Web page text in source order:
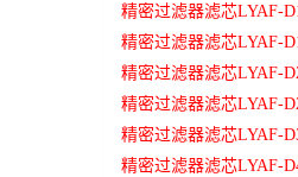
精密过滤器滤芯LYAF-
精密过滤器滤芯LYAF-
精密过滤器滤芯LYAF-
精密过滤器滤芯LYAF-
精密过滤器滤芯LYAF-
精密过滤器滤芯LYAF-